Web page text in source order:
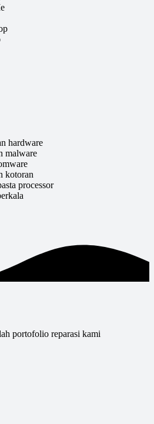
hardware
malware
kotoran
processor
portofolio reparasi kami